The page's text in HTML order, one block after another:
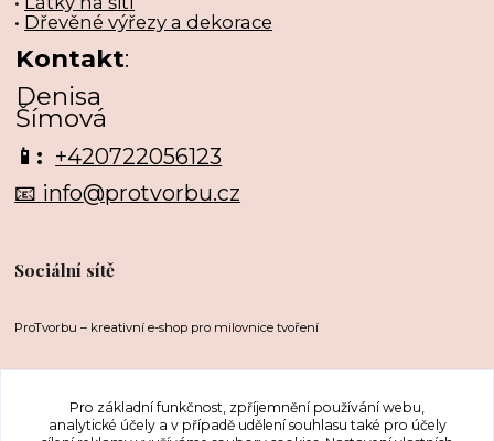
• Dřevěné výřezy a dekorace
Kontakt:
Denisa
Šímová
📱: +420722056123
📧 info@protvorbu.cz
Sociální sítě
ProTvorbu – kreativní e-shop pro milovnice tvoření
Pro základní funkčnost, zpříjemnění používání webu,
analytické účely a v případě udělení souhlasu také pro účely